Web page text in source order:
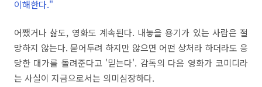
이해한다."
어쨌거나 삶도, 영화도 계속된다. 내놓을 용기가 있는 사람은 절
망하지 않는다. 묻어두려 하지만 않으면 어떤 상처라 하더라도 응
당한 대가를 돌려준다고 '믿는다'. 감독의 다음 영화가 코미디라
는 사실이 지금으로서는 의미심장하다.